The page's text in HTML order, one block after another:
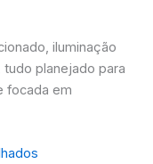
iluminação
planejado para
focada em